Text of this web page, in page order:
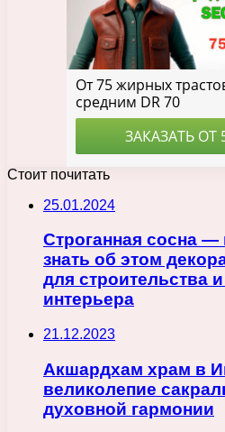
Стоит почитать
25.01.2024
Строганная сосна —
знать об этом
для строительства
интерьера
21.12.2023
Акшардхам храм в
великолепие
духовной гармонии